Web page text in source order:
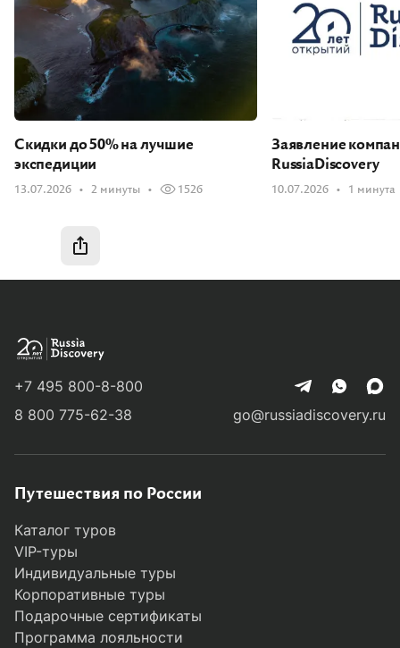
Скидки до 50% на лучшие
экспедиции
13.07.2026 2 минуты 1526
Заявление
RussiaDiscovery
10.07.2026 1 минута
+7 495 800-8-800
8 800 775-62-38
go@russiadiscovery.ru
Путешествия по России
Каталог туров
VIP-туры
Индивидуальные туры
Корпоративные туры
Подарочные сертификаты
Программа лояльности